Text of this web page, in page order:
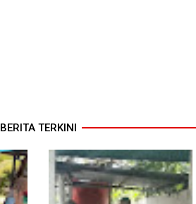
BERITA TERKINI